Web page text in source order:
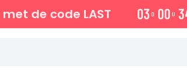
met de code LAST 03 D 00 U 3